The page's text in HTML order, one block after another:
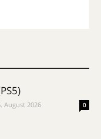
August 2026 0